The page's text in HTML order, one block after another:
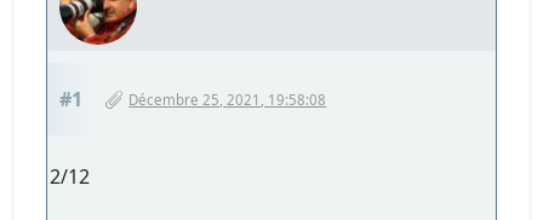
#1 Décembre 25, 2021, 19:58:08
2/12